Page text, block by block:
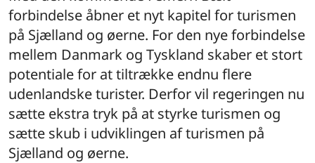
forbindelse åbner et nyt kapitel for turismen
på Sjælland og øerne. For den nye forbindelse
mellem Danmark og Tyskland skaber et stort
potentiale for at tiltrække endnu flere
udenlandske turister. Derfor vil regeringen nu
sætte ekstra tryk på at styrke turismen og
sætte skub i udviklingen af turismen på
Sjælland og øerne.